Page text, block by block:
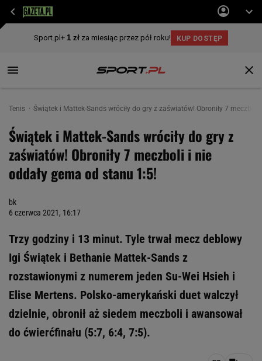
Tenis Świątek i Mattek-Sands wróciły do gry z zaświatów! Obroniły 7
Świątek i Mattek-Sands wróciły do gry z
zaświatów! Obroniły 7 meczboli i nie
oddały gema od stanu 1:5!
bk
6 czerwca 2021, 16:17
Trzy godziny i 13 minut. Tyle trwał mecz deblowy
Igi Świątek i Bethanie Mattek-Sands z
rozstawionymi z numerem jeden Su-Wei Hsieh i
Elise Mertens. Polsko-amerykański duet walczył
dzielnie, obronił aż siedem meczboli i awansował
do ćwierćfinału (5:7, 6:4, 7:5).